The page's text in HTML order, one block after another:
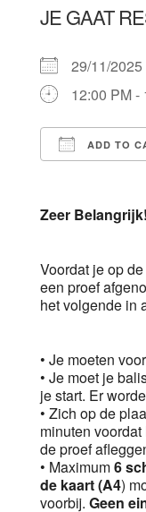
JE GAAT
29/11/2025
12:00 PM -
ADD TO
Zeer Belangrijk!
Voordat je op
een proef
het volgende in
• Je moeten
• Je moet je
je start. Er
• Zich op de
minuten
de proef
• Maximum6
de kaart (A4)
voorbij. Geen